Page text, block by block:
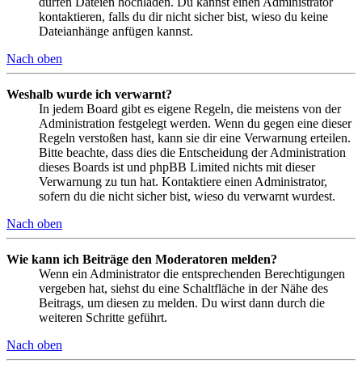
kontaktieren, falls du dir nicht sicher bist, wieso du keine
Dateianhänge anfügen kannst.
Nach oben
Weshalb wurde ich verwarnt?
In jedem Board gibt es eigene Regeln, die meistens von der
Administration festgelegt werden. Wenn du gegen eine dieser
Regeln verstoßen hast, kann sie dir eine Verwarnung erteilen.
Bitte beachte, dass dies die Entscheidung der Administration
dieses Boards ist und phpBB Limited nichts mit dieser
Verwarnung zu tun hat. Kontaktiere einen Administrator,
sofern du die nicht sicher bist, wieso du verwarnt wurdest.
Nach oben
Wie kann ich Beiträge den Moderatoren melden?
Wenn ein Administrator die entsprechenden Berechtigungen
vergeben hat, siehst du eine Schaltfläche in der Nähe des
Beitrags, um diesen zu melden. Du wirst dann durch die
weiteren Schritte geführt.
Nach oben